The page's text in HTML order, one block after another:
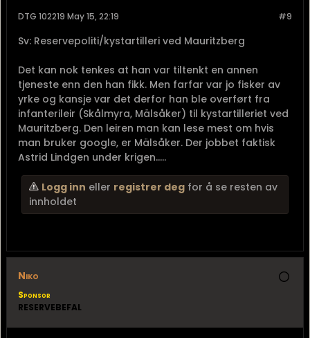
#9
DTG 102219 May 15, 22:19
Sv: Reservepoliti/kystartilleri ved Mauritzberg
Det kan nok tenkes at han var tiltenkt en annen
tjeneste enn den han fikk. Men farfar var jo fisker av
yrke og kansje var det derfor han ble overført fra
infanterileir (Skålmyra, Mälsåker) til kystartilleriet ved
Mauritzberg. Den leiren man kan lese mest om hvis
man bruker google, er Mälsåker. Der jobbet faktisk
Astrid Lindgen under krigen.....
Logg inn eller registrer deg for å se resten av
innholdet
Niko
Sponsor
RESERVEBEFAL